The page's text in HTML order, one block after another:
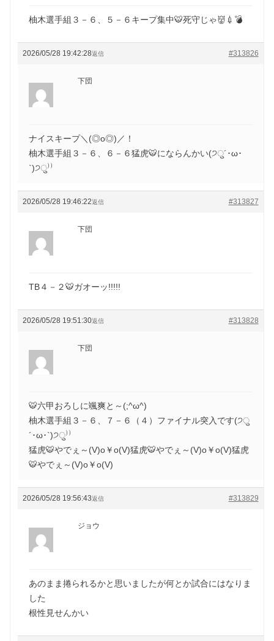
柚木選手組３－６、５－６キープ集中🐯死守じゃ👹💉💣
2026/05/28 19:42:28 #313826
返信
下団
ナイスキープ＼(◎o◎)／！
柚木選手組３－６、６－６猛虎🐯にならんかい(੭ु´･ω･
`)੭ु⁾⁾
2026/05/28 19:46:22 #313827
返信
下団
TB４－２🐯ガオーッ!!!!!
2026/05/28 19:51:30 #313828
返信
下団
🐯六甲おろしに颯爽と～(;^ω^)
柚木選手組３－６、７－６（４）ファイナル突入です(੭ु
´･ω･`)੭ु⁾⁾
猛虎🐯やでぇ～(V)o￥o(V)猛虎🐯やでぇ～(V)o￥o(V)猛虎
🐯やでぇ～(V)o￥o(V)
2026/05/28 19:56:43 #313829
返信
ジョウ
あのまま捲られるかと思いましたが何とか試合にはなりま
した
根性見せんかい